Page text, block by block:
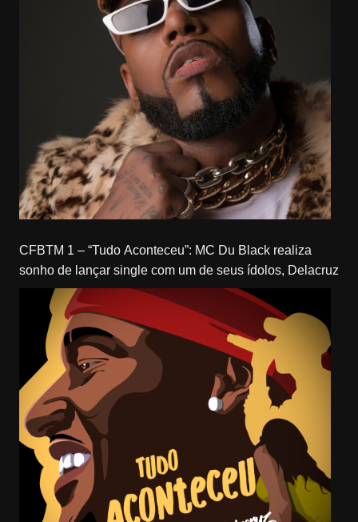
CFBTM 1 – “Tudo Aconteceu”: MC Du Black realiza
sonho de lançar single com um de seus ídolos, Delacruz